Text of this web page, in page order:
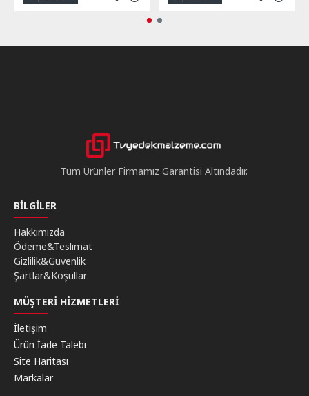
Tüm Ürünler Firmamız Garantisi Altındadır.
BILGILER
Hakkımızda
Ödeme&Teslimat
Gizlilik&Güvenlik
Şartlar&Koşullar
MÜŞTERI HIZMETLERI
İletişim
Ürün İade Talebi
Site Haritası
Markalar